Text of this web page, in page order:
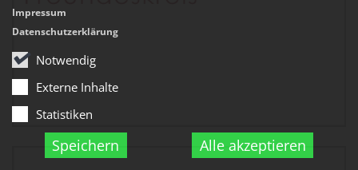
Notwendig
Externe Inhalte
Statistiken
Speichern Alle akzeptieren
Impressum
Datenschutzerklärung